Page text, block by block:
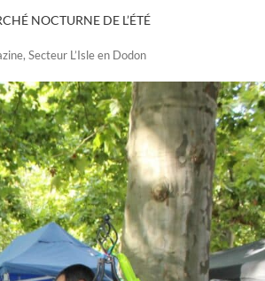
NOCTURNE DE L’ÉTÉ
, Secteur L’Isle en Dodon